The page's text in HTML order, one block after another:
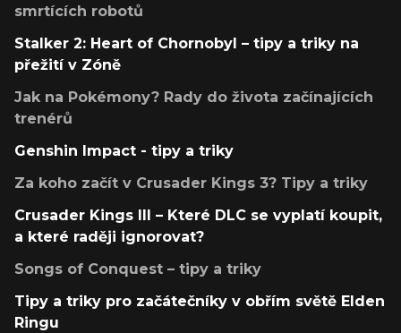
smrtících robotů
Stalker 2: Heart of Chornobyl – tipy a triky na
přežití v Zóně
Jak na Pokémony? Rady do života začínajících
trenérů
Genshin Impact - tipy a triky
Za koho začít v Crusader Kings 3? Tipy a triky
Crusader Kings III – Které DLC se vyplatí koupit,
a které raději ignorovat?
Songs of Conquest – tipy a triky
Tipy a triky pro začátečníky v obřím světě Elden
Ringu